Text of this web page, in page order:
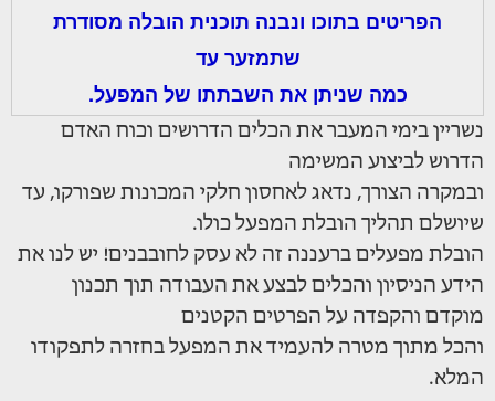
הפריטים בתוכו ונבנה תוכנית הובלה מסודרת
שתמזער עד
כמה שניתן את השבתתו של המפעל.
נשריין בימי המעבר את הכלים הדרושים וכוח האדם
הדרוש לביצוע המשימה
ובמקרה הצורך, נדאג לאחסון חלקי המכונות שפורקו, עד
שיושלם תהליך הובלת המפעל כולו.
הובלת מפעלים ברעננה זה לא עסק לחובבנים! יש לנו את
הידע הניסיון והכלים לבצע את העבודה תוך תכנון
מוקדם והקפדה על הפרטים הקטנים
והכל מתוך מטרה להעמיד את המפעל בחזרה לתפקודו
המלא.